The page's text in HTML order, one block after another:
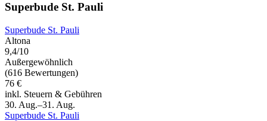
Superbude St. Pauli
Superbude St. Pauli
Altona
9,4/10
Außergewöhnlich
(616 Bewertungen)
76 €
inkl. Steuern & Gebühren
30. Aug.–31. Aug.
Superbude St. Pauli